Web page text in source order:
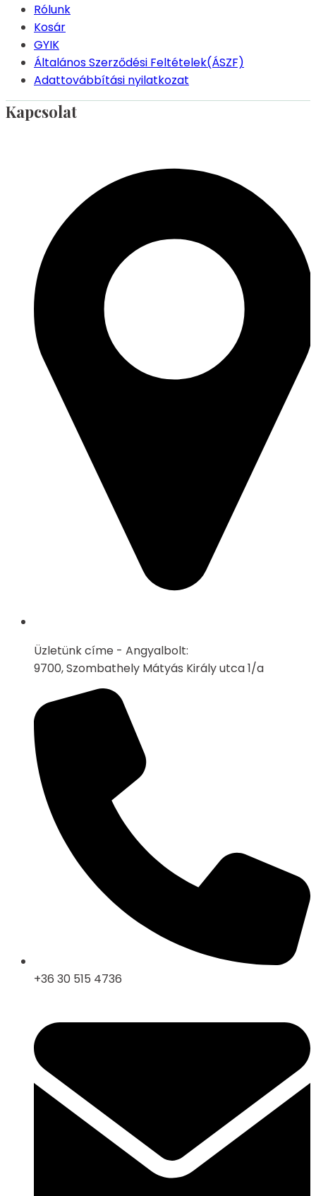
Rólunk
Kosár
GYIK
Általános Szerződési Feltételek(ÁSZF)
Adattovábbítási nyilatkozat
Kapcsolat
Üzletünk címe - Angyalbolt:
9700, Szombathely Mátyás Király utca 1/a
+36 30 515 4736